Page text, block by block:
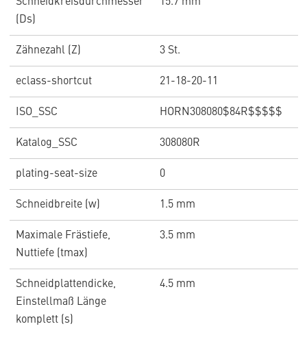
(Ds)
Zähnezahl (Z) 3 St.
eclass-shortcut 21-18-20-11
ISO_SSC HORN308080$84R$$$$$
Katalog_SSC 308080R
plating-seat-size 0
Schneidbreite (w) 1.5 mm
Maximale Frästiefe,
Nuttiefe (tmax)
3.5 mm
Schneidplattendicke,
Einstellmaß Länge
komplett (s)
4.5 mm